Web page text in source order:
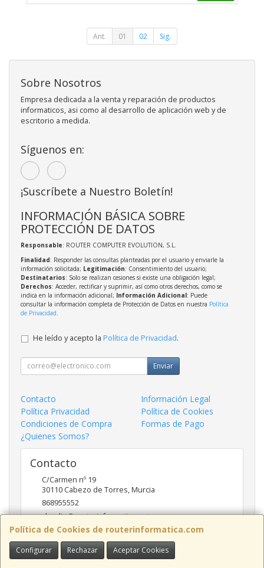
Ant. 01 02 Sig.
Política de Cookies de routerinformatica.com
Configurar Rechazar Aceptar Cookies
Sobre Nosotros
Empresa dedicada a la venta y reparación de productos
informaticos, asi como al desarrollo de aplicación web y de
escritorio a medida.
Síguenos en:
¡Suscríbete a Nuestro Boletín!
INFORMACIÓN BÁSICA SOBRE
PROTECCIÓN DE DATOS
Responsable: ROUTER COMPUTER EVOLUTION, S.L.
Finalidad: Responder las consultas planteadas por el usuario y enviarle la
información solicitada; Legitimación: Consentimiento del usuario;
Destinatarios: Solo se realizan cesiones si existe una obligación legal;
Derechos: Acceder, rectificar y suprimir, así como otros derechos, como se
indica en la información adicional; Información Adicional: Puede
consultar la información completa de Protección de Datos en nuestra Política
de Privacidad.
He leído y acepto la Política de Privacidad.
Enviar
Contacto
Información Legal
Política Privacidad
Política de Cookies
Condiciones de Compra
Formas de Pago
¿Quienes Somos?
Contacto
C/Carmen nº 19
30110 Cabezo de Torres,Murcia
868955552
claudio@routerinformatica.net
Horario